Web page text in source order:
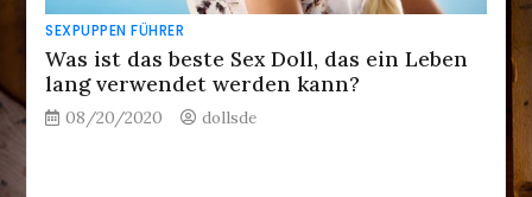
SEXPUPPEN FÜHRER
Was ist das beste Sex Doll, das ein Leben
lang verwendet werden kann?
08/20/2020 dollsde